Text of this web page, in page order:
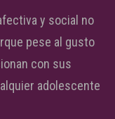
y social no
pese al gusto
con sus
adolescente